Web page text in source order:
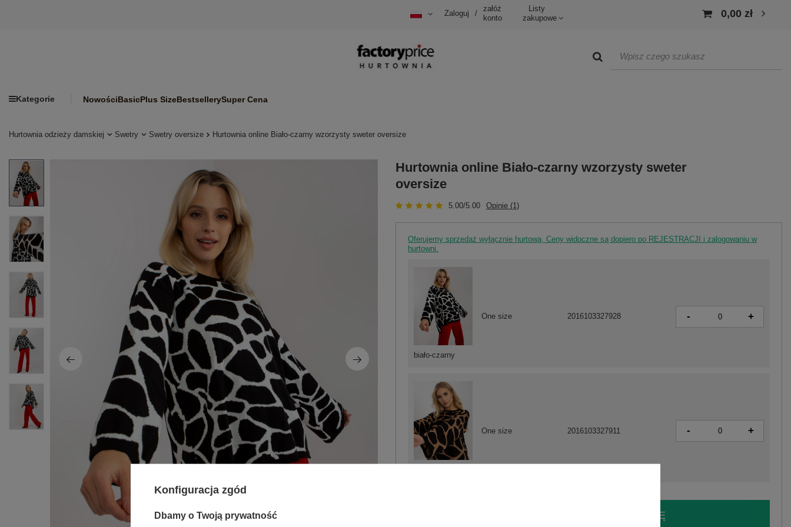
Zaloguj /
załóż
konto
Listy
zakupowe
0,00 zł
Kategorie NowościBasicPlus SizeBestsellerySuper Cena
Hurtownia odzieży damskiej Swetry Swetry oversize Hurtownia online Biało-czarny wzorzysty sweter oversize
Hurtownia online Biało-czarny wzorzysty sweter
oversize
5.00/5.00 Opinie (1)
Oferujemy sprzedaż wyłącznie hurtową. Ceny widoczne są dopiero po REJESTRACJI i zalogowaniu w
hurtowni.
One size 2016103327911 - +
biało-czarny
One size 2016103327928 - +
ZALOGUJ SIĘ I ZOBACZ CENĘ
Konfiguracja zgód
Dbamy o Twoją prywatność